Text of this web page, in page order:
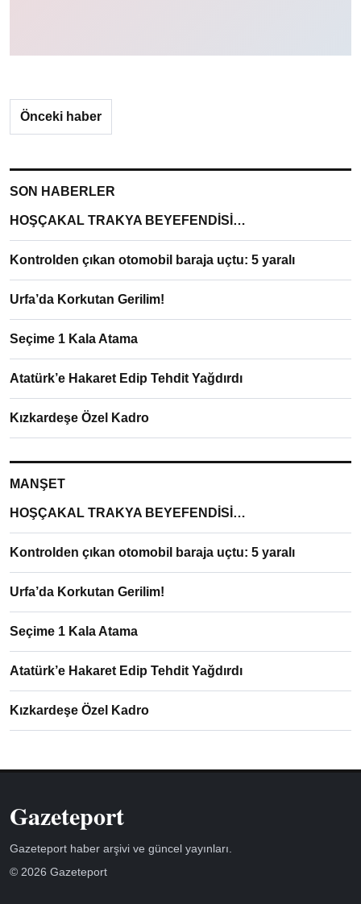
Önceki haber
SON HABERLER
HOŞÇAKAL TRAKYA BEYEFENDİSİ…
Kontrolden çıkan otomobil baraja uçtu: 5 yaralı
Urfa’da Korkutan Gerilim!
Seçime 1 Kala Atama
Atatürk’e Hakaret Edip Tehdit Yağdırdı
Kızkardeşe Özel Kadro
MANŞET
HOŞÇAKAL TRAKYA BEYEFENDİSİ…
Kontrolden çıkan otomobil baraja uçtu: 5 yaralı
Urfa’da Korkutan Gerilim!
Seçime 1 Kala Atama
Atatürk’e Hakaret Edip Tehdit Yağdırdı
Kızkardeşe Özel Kadro
Gazeteport
Gazeteport haber arşivi ve güncel yayınları.
© 2026 Gazeteport